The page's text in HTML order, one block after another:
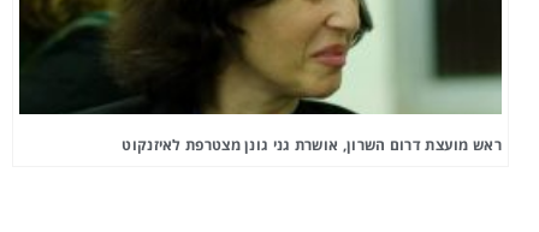
ראש מועצת דרום השרון, אושרת גני גונן מצטרפת לאיזנקוט